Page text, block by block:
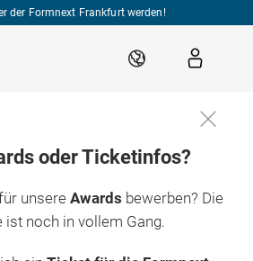
der Formnext Frankfurt werden!
DE
oder Ticketinfos?
unsere Awards bewerben? Die
ist noch in vollem Gang.